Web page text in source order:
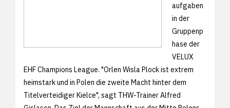
aufgaben
in der
Gruppenp
hase der
VELUX
EHF Champions League. "Orlen Wisla Plock ist extrem
heimstark und in Polen die zweite Macht hinter dem
Titelverteidiger Kielce", sagt THW-Trainer Alfred